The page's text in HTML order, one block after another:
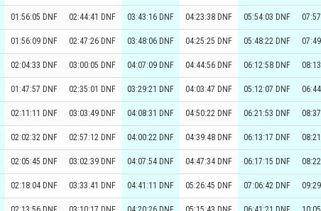
01:56:05 DNF 02:44:41 DNF 03:43:16 DNF 04:23:38 DNF 05:54:03 DNF
01:56:09 DNF 02:47:26 DNF 03:48:06 DNF 04:25:25 DNF 05:48:22 DNF
02:04:33 DNF 03:00:05 DNF 04:07:09 DNF 04:44:56 DNF 06:12:58 DNF
01:47:57 DNF 02:35:01 DNF 03:29:21 DNF 04:03:47 DNF 05:12:07 DNF
02:11:11 DNF 03:03:49 DNF 04:08:31 DNF 04:50:22 DNF 06:21:53 DNF
02:02:32 DNF 02:57:12 DNF 04:00:22 DNF 04:39:48 DNF 06:13:17 DNF
02:05:45 DNF 03:02:39 DNF 04:07:54 DNF 04:47:34 DNF 06:17:15 DNF
02:18:04 DNF 03:33:41 DNF 04:41:11 DNF 05:26:45 DNF 07:06:42 DNF